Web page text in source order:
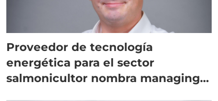
Proveedor de tecnología
energética para el sector
salmonicultor nombra managing